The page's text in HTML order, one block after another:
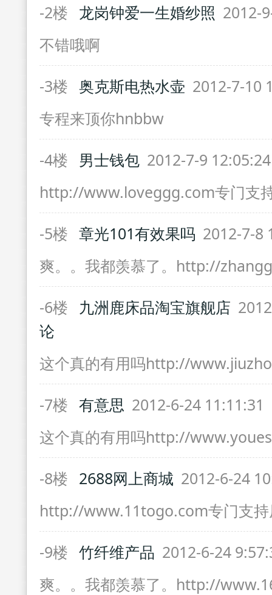
-2楼 龙岗钟爱一生婚纱照 2012-
不错哦啊
-3楼 奥克斯电热水壶 2012-7-10
专程来顶你hnbbw
-4楼
男士钱包 2012-7-9
http://www.loveggg.com专门支
-5楼 章光101有效果吗 2012-7-
爽。。我都羡慕了。http://
-6楼
九洲鹿床品淘宝旗舰店
论
这个真的有用吗http://
-7楼 有意思 2012-6-24 11:11:31
这个真的有用吗http://
-8楼 2688网上商城 2012-6-24
http://www.11togo.com专门支持
-9楼 竹纤维产品 2012-6-24
爽。。我都羡慕了。http://